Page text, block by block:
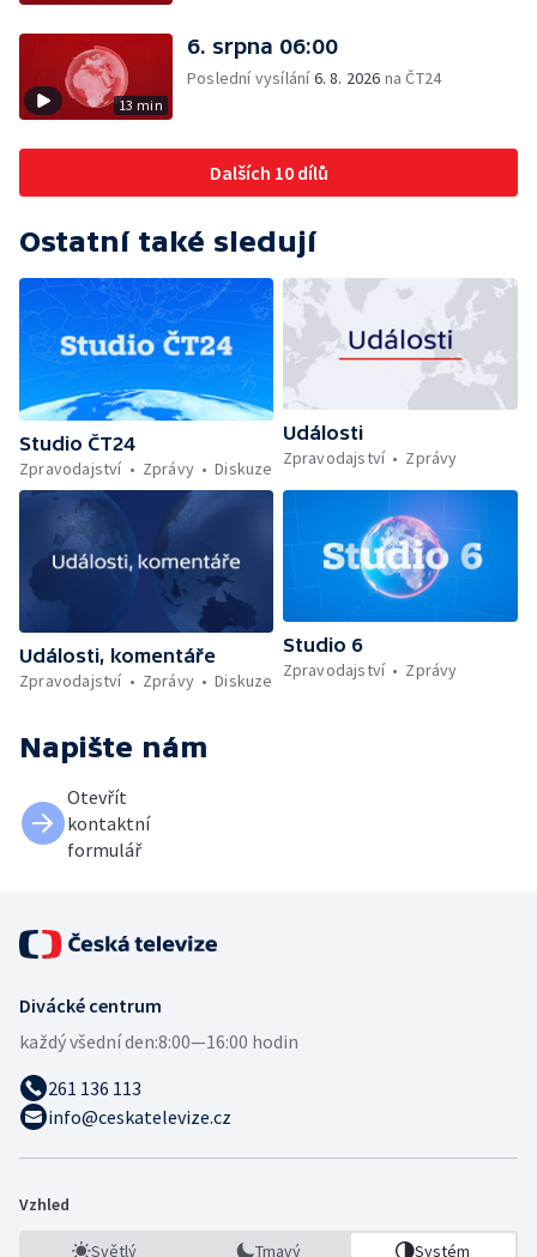
13 min
6. srpna 06:00
Poslední vysílání6. 8. 2026 na ČT24
Dalších 10 dílů
Ostatní také sledují
Studio ČT24
Zpravodajství
Zprávy Diskuze
Události
Zpravodajství
Zprávy
Události, komentáře
Zpravodajství
Zprávy Diskuze
Studio 6
Zpravodajství
Zprávy
Napište nám
Otevřít
kontaktní
formulář
Divácké centrum
každý všední den:8:00—16:00 hodin
261 136 113
info@ceskatelevize.cz
Vzhled
Světlý Tmavý Systém